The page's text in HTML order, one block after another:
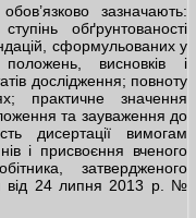
зазначають:
обґрунтованості
сформульованих у
положень, висновків і
дослідження; повноту
практичне значення
та зауваження до
дисертації вимогам
і присвоєння вченого
затвердженого
від 24 липня 2013 р. №